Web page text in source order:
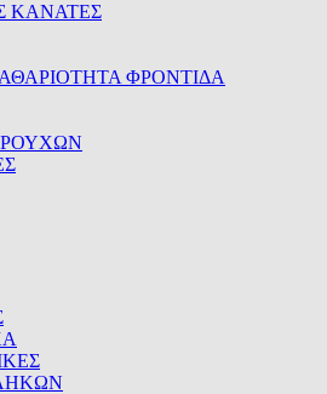
ΚΑΝΑΤΕΣ
ΦΡΟΝΤΙΔΑ
ΡΟΥΧΩΝ